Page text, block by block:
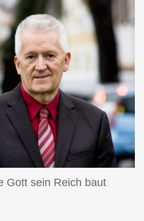
Gott sein Reich baut